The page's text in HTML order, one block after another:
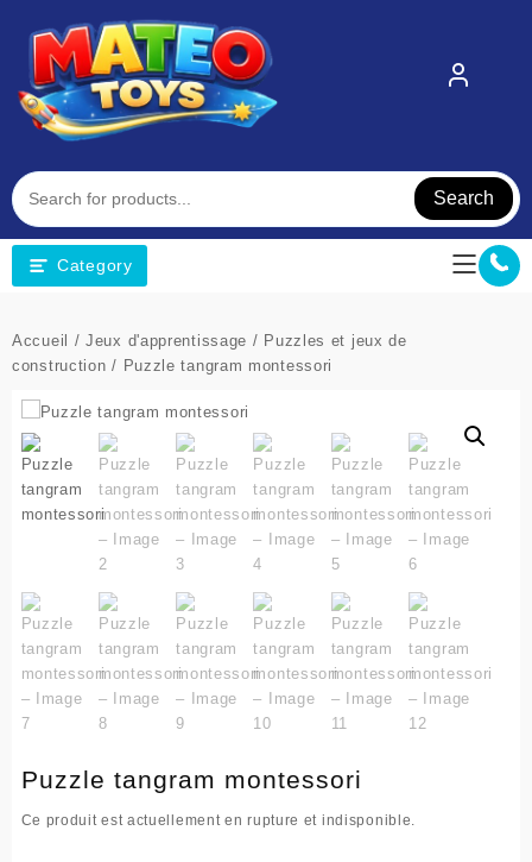
content
Search
Category
Accueil /Jeux d'apprentissage / Puzzles et jeux de
construction / Puzzle tangram montessori
Puzzle tangram montessori
Ce produit est actuellement en rupture et indisponible.